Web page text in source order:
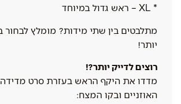
* XL – ראש גדול במיוחד
מתלבטים בין שתי מידות? מומלץ לבחור
יותר!
רוצים לדייק יותר?!
מדדו את היקף הראש בעזרת סרט
האוזניים ובקו המצח: